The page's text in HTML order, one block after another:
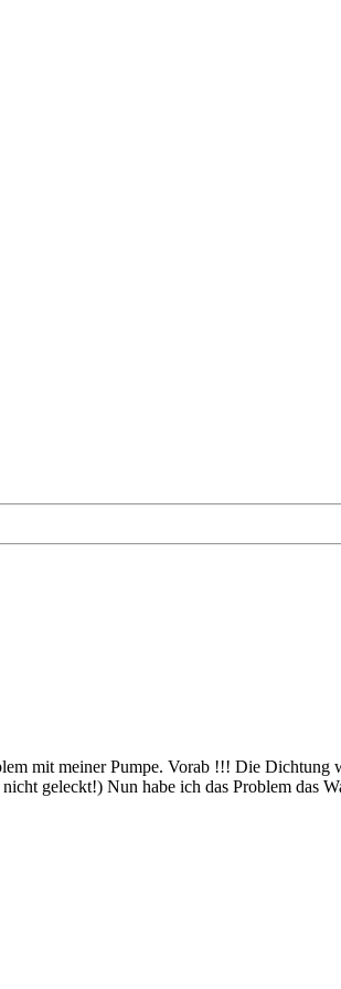
mit meiner Pumpe. Vorab !!! Die
geleckt!) Nun habe ich das Problem das